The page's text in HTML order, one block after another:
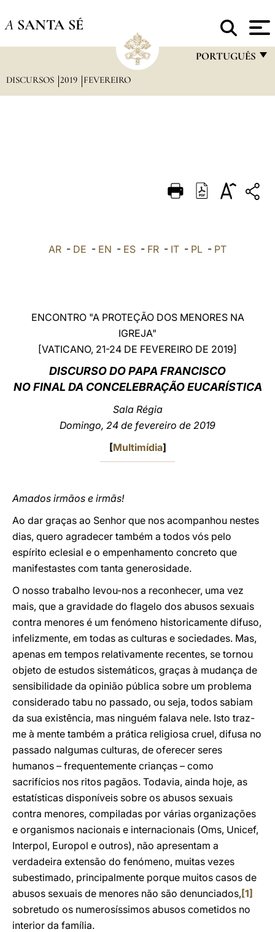
A SANTA SÉ
PORTUGUÊS
DEUTSCH
العربيّة
DISCURSOS 2019 FEVEREIRO
AR - DE - EN - ES - FR - IT - PL - PT
ENCONTRO "A PROTEÇÃO DOS MENORES NA
IGREJA"
[VATICANO, 21-24 DE FEVEREIRO DE 2019]
DISCURSO DO PAPA FRANCISCO
NO FINAL DA CONCELEBRAÇÃO EUCARÍSTICA
Sala Régia
Domingo, 24 de fevereiro de 2019
[Multimídia]
Amados irmãos e irmãs!
Ao dar graças ao Senhor que nos acompanhou nestes
dias, quero agradecer também a todos vós pelo
espírito eclesial e o empenhamento concreto que
manifestastes com tanta generosidade.
O nosso trabalho levou-nos a reconhecer, uma vez
mais, que a gravidade do flagelo dos abusos sexuais
contra menores é um fenómeno historicamente difuso,
infelizmente, em todas as culturas e sociedades. Mas,
apenas em tempos relativamente recentes, se tornou
objeto de estudos sistemáticos, graças à mudança de
sensibilidade da opinião pública sobre um problema
considerado tabu no passado, ou seja, todos sabiam
da sua existência, mas ninguém falava nele. Isto traz-
me à mente também a prática religiosa cruel, difusa no
passado nalgumas culturas, de oferecer seres
humanos – frequentemente crianças – como
sacrifícios nos ritos pagãos. Todavia, ainda hoje, as
estatísticas disponíveis sobre os abusos sexuais
contra menores, compiladas por várias organizações
e organismos nacionais e internacionais (Oms, Unicef,
Interpol, Europol e outros), não apresentam a
verdadeira extensão do fenómeno, muitas vezes
subestimado, principalmente porque muitos casos de
abusos sexuais de menores não são denunciados, [1]
sobretudo os numerosíssimos abusos cometidos no
interior da família.